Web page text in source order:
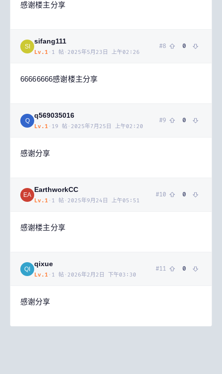
感谢楼主分享
SI
sifang111
Lv. 1 · 1 帖 · 2025年5月23日 上午02:26
#8 0
66666666感谢楼主分享
Q
q569035016
Lv. 1 · 19 帖 · 2025年7月25日 上午02:20
#9 0
感谢分享
EA
EarthworkCC
Lv. 1 · 1 帖 · 2025年9月24日 上午05:51
#10 0
感谢楼主分享
QI
qixue
Lv. 1 · 1 帖 · 2026年2月2日 下午03:30
#11 0
感谢分享